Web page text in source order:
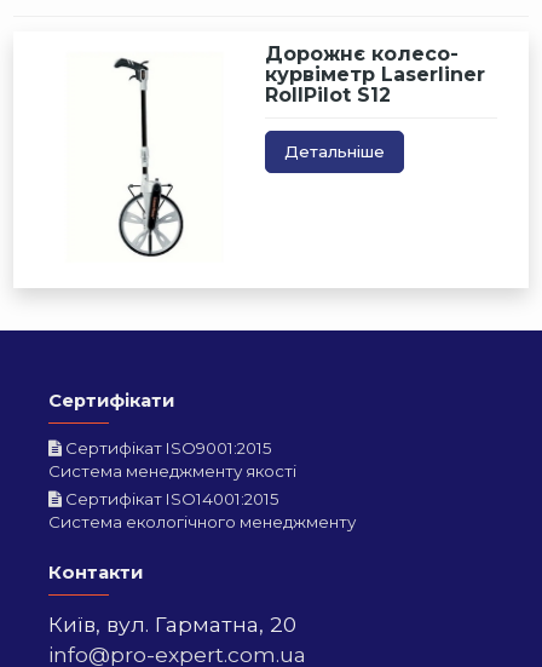
Дорожнє колесо-
курвіметр Laserliner
RollPilot S12
Детальніше
Сертифікати
Сертифікат ISO9001:2015
Система менеджменту якості
Сертифікат ISO14001:2015
Система екологічного менеджменту
Контакти
Київ, вул. Гарматна, 20
info@pro-expert.com.ua